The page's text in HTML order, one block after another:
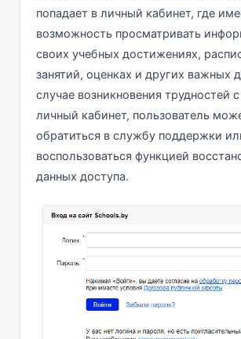
попадает в личный кабинет, где
возможность просматривать
своих учебных достижениях,
занятий, оценках и других важных
случае возникновения трудностей
личный кабинет, пользователь
обратиться в службу поддержки
воспользоваться функцией
данных доступа.